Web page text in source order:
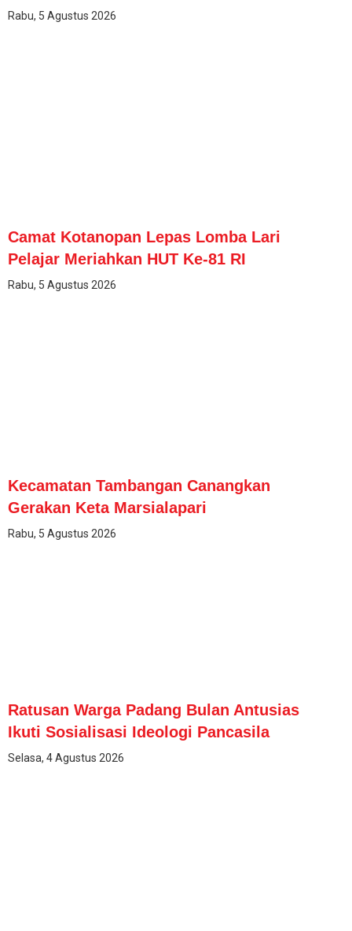
Rabu, 5 Agustus 2026
Camat Kotanopan Lepas Lomba Lari
Pelajar Meriahkan HUT Ke-81 RI
Rabu, 5 Agustus 2026
Kecamatan Tambangan Canangkan
Gerakan Keta Marsialapari
Rabu, 5 Agustus 2026
Ratusan Warga Padang Bulan Antusias
Ikuti Sosialisasi Ideologi Pancasila
Selasa, 4 Agustus 2026